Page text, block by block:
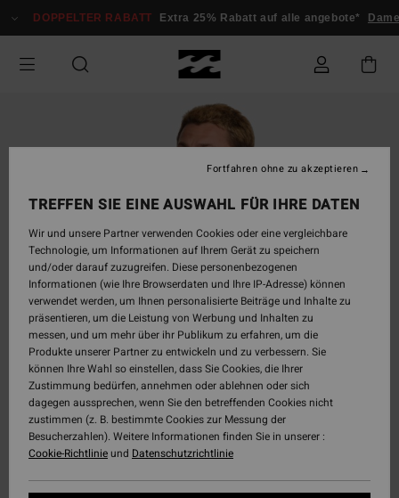
zur
springen
DOPPELTER RABATT Extra 25% Rabatt auf alle angebote* Damen
TREFFEN SIE EINE AUSWAHL FÜR IHRE DATEN
Wir und unsere Partner verwenden Cookies oder eine vergleichbare
Technologie, um Informationen auf Ihrem Gerät zu speichern
und/oder darauf zuzugreifen. Diese personenbezogenen
Informationen (wie Ihre Browserdaten und Ihre IP-Adresse) können
verwendet werden, um Ihnen personalisierte Beiträge und Inhalte zu
präsentieren, um die Leistung von Werbung und Inhalten zu
messen, und um mehr über ihr Publikum zu erfahren, um die
Produkte unserer Partner zu entwickeln und zu verbessern. Sie
können Ihre Wahl so einstellen, dass Sie Cookies, die Ihrer
Zustimmung bedürfen, annehmen oder ablehnen oder sich
dagegen aussprechen, wenn Sie den betreffenden Cookies nicht
zustimmen (z. B. bestimmte Cookies zur Messung der
Besucherzahlen). Weitere Informationen finden Sie in unserer :
Cookie-Richtlinieund Datenschutzrichtlinie
Fortfahren ohne zu akzeptieren